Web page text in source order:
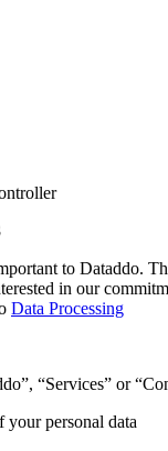
to Dataddo.
in our
Data Processing
“Services” or
your personal data